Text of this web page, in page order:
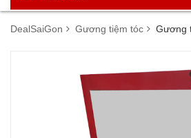
DealSaiGon Gương tiệm tóc Gương